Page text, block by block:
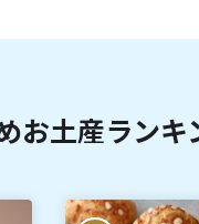
お土産ランキ